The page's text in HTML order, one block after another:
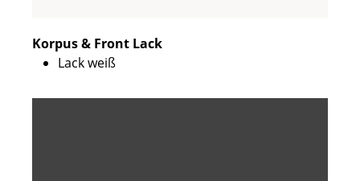
Korpus & Front Lack
Lack weiß